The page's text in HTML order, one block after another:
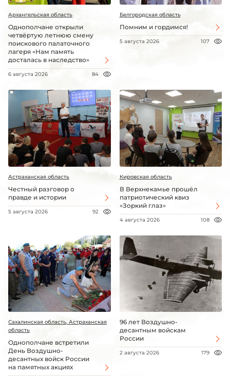
Архангельская область
Однополчане открыли
четвёртую летнюю смену
поискового палаточного
лагеря «Нам память
досталась в наследство»
6 августа 2026 84
Белгородская область
Помним и гордимся!
5 августа 2026 107
Астраханская область
Честный разговор о
правде и истории
5 августа 2026 92
Кировская область
В Верхнекамье прошёл
патриотический квиз
«Зоркий глаз»
4 августа 2026 108
Сахалинская область, Астраханская
область
Однополчане встретили
День Воздушно-
десантных войск России
на памятных акциях
96 лет Воздушно-
десантным войскам
России
2 августа 2026 179